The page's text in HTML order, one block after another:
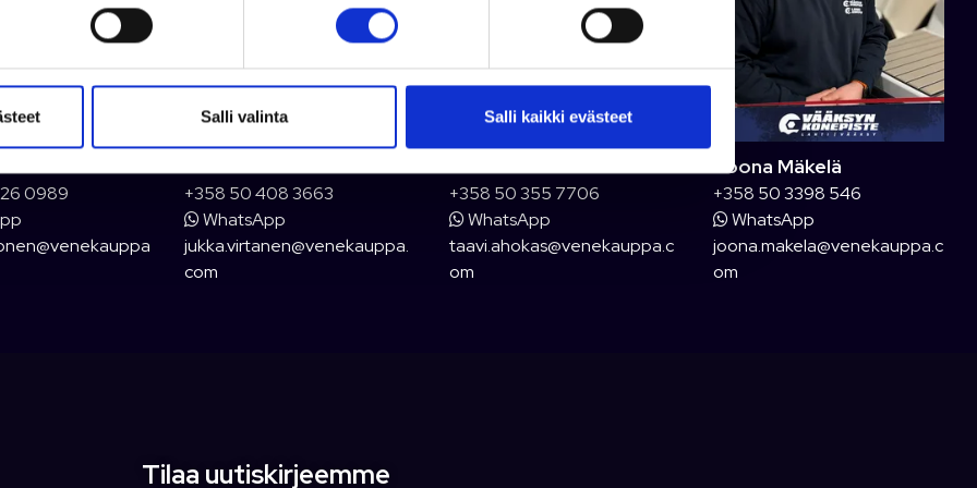
Salli valinta Salli kaikki evästeet
0989
Jukka Virtanen
+358 50 408 3663
WhatsApp
jukka.virtanen@venekauppa.
com
Taavi Ahokas
+358 50 355 7706
WhatsApp
taavi.ahokas@venekauppa.c
om
Joona Mäkelä
+358 50 3398 546
WhatsApp
joona.makela@venekauppa.c
om
Tilaa uutiskirjeemme